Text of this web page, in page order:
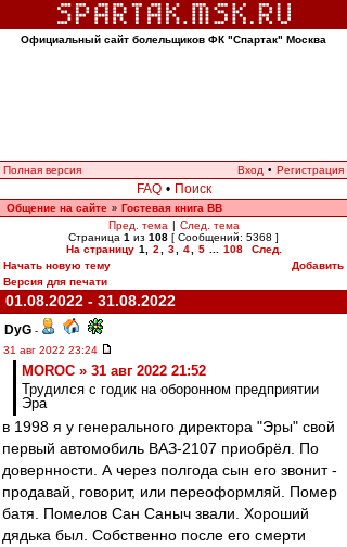
Официальный сайт болельщиков ФК "Спартак" Москва
Полная версия Вход • Регистрация
FAQ • Поиск
Общение на сайте » Гостевая книга ВВ
Пред. тема | След. тема
Страница 1 из 108 [ Сообщений: 5368 ]
На страницу 1 2 3 4 5 108
След.
Начать новую тему
Добавить
Версия для печати
01.08.2022 - 31.08.2022
DyG -
31 авг 2022 23:24
MOROC » 31 авг 2022 21:52
Трудился с годик на оборонном предприятии
Эра
в 1998 я у генерального директора "Эры" свой
первый автомобиль ВАЗ-2107 приобрёл. По
довернности. А через полгода сын его звонит -
продавай, говорит, или переоформляй. Помер
батя. Помелов Сан Саныч звали. Хороший
дядька был. Собственно после его смерти